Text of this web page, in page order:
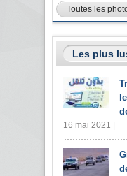
Toutes les
Les plus
16 mai 2021 |